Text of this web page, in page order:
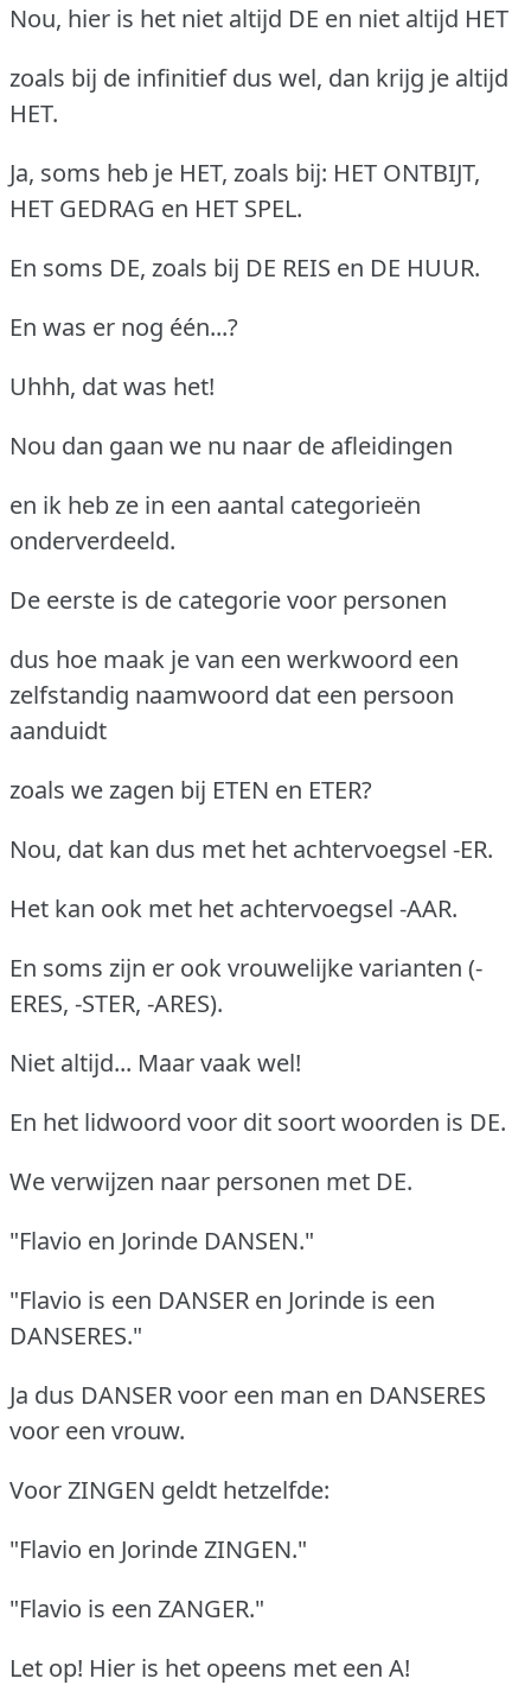
Nou, hier is het niet altijd DE en niet altijd HET
zoals bij de infinitief dus wel, dan krijg je altijd
HET.
Ja, soms heb je HET, zoals bij: HET ONTBIJT,
HET GEDRAG en HET SPEL.
En soms DE, zoals bij DE REIS en DE HUUR.
En was er nog één...?
Uhhh, dat was het!
Nou dan gaan we nu naar de afleidingen
en ik heb ze in een aantal categorieën
onderverdeeld.
De eerste is de categorie voor personen
dus hoe maak je van een werkwoord een
zelfstandig naamwoord dat een persoon
aanduidt
zoals we zagen bij ETEN en ETER?
Nou, dat kan dus met het achtervoegsel -ER.
Het kan ook met het achtervoegsel -AAR.
En soms zijn er ook vrouwelijke varianten (-
ERES, -STER, -ARES).
Niet altijd... Maar vaak wel!
En het lidwoord voor dit soort woorden is DE.
We verwijzen naar personen met DE.
"Flavio en Jorinde DANSEN."
"Flavio is een DANSER en Jorinde is een
DANSERES."
Ja dus DANSER voor een man en DANSERES
voor een vrouw.
Voor ZINGEN geldt hetzelfde:
"Flavio en Jorinde ZINGEN."
"Flavio is een ZANGER."
Let op! Hier is het opeens met een A!